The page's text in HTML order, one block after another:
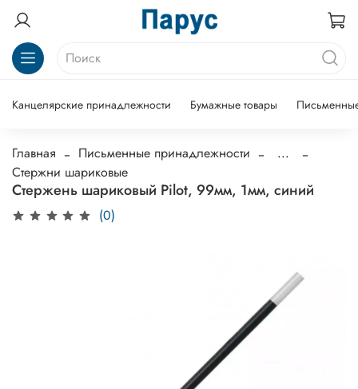
Канцелярские принадлежности Бумажные товары
Главная Письменные принадлежности
...
Стержни шариковые
Стержень шариковый Pilot, 99мм, 1мм, синий
(0)